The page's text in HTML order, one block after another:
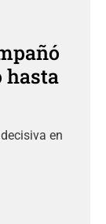
hasta
en